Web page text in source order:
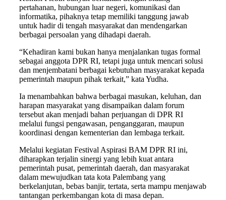
pertahanan, hubungan luar negeri, komunikasi dan
informatika, pihaknya tetap memiliki tanggung jawab
untuk hadir di tengah masyarakat dan mendengarkan
berbagai persoalan yang dihadapi daerah.
“Kehadiran kami bukan hanya menjalankan tugas formal
sebagai anggota DPR RI, tetapi juga untuk mencari solusi
dan menjembatani berbagai kebutuhan masyarakat kepada
pemerintah maupun pihak terkait,” kata Yudha.
Ia menambahkan bahwa berbagai masukan, keluhan, dan
harapan masyarakat yang disampaikan dalam forum
tersebut akan menjadi bahan perjuangan di DPR RI
melalui fungsi pengawasan, penganggaran, maupun
koordinasi dengan kementerian dan lembaga terkait.
Melalui kegiatan Festival Aspirasi BAM DPR RI ini,
diharapkan terjalin sinergi yang lebih kuat antara
pemerintah pusat, pemerintah daerah, dan masyarakat
dalam mewujudkan tata kota Palembang yang
berkelanjutan, bebas banjir, tertata, serta mampu menjawab
tantangan perkembangan kota di masa depan.